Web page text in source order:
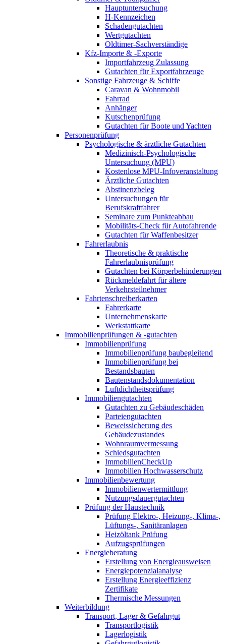
Hauptuntersuchung
H-Kennzeichen
Schadengutachten
Wertgutachten
Oldtimer-Sachverständige
Kfz-Importe & -Exporte
Importfahrzeug Zulassung
Gutachten für Exportfahrzeuge
Sonstige Fahrzeuge & Schiffe
Caravan & Wohnmobil
Fahrrad
Anhänger
Kutschenprüfung
Gutachten für Boote und Yachten
Personenprüfung
Psychologische & ärztliche Gutachten
Medizinisch-Psychologische
Untersuchung (MPU)
Kostenlose MPU-Infoveranstaltung
Ärztliche Gutachten
Abstinenzbeleg
Untersuchungen für
Berufskraftfahrer
Seminare zum Punkteabbau
Mobilitäts-Check für Autofahrende
Gutachten für Waffenbesitzer
Fahrerlaubnis
Theoretische & praktische
Fahrerlaubnisprüfung
Gutachten bei Körperbehinderungen
Rückmeldefahrt für ältere
Verkehrsteilnehmer
Fahrtenschreiberkarten
Fahrerkarte
Unternehmenskarte
Werkstattkarte
Immobilienprüfungen & -gutachten
Immobilienprüfung
Immobilienprüfung baubegleitend
Immobilienprüfung bei
Bestandsbauten
Bautenstandsdokumentation
Luftdichtheitsprüfung
Immobiliengutachten
Gutachten zu Gebäudeschäden
Parteiengutachten
Beweissicherung des
Gebäudezustandes
Wohnraumvermessung
Schiedsgutachten
ImmobilienCheckUp
Immobilien Hochwasserschutz
Immobilienbewertung
Immobilienwertermittlung
Nutzungsdauergutachten
Prüfung der Haustechnik
Prüfung Elektro-, Heizung-, Klima-,
Lüftungs-, Sanitäranlagen
Heizöltank Prüfung
Aufzugsprüfungen
Energieberatung
Erstellung von Energieausweisen
Energiepotenzialanalyse
Erstellung Energieeffizienz
Zertifikate
Thermische Messungen
Weiterbildung
Transport, Lager & Gefahrgut
Transportlogistik
Lagerlogistik